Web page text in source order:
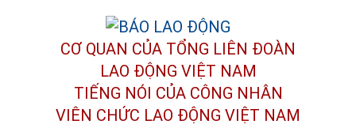
CƠ QUAN CỦA TỔNG LIÊN ĐOÀN
LAO ĐỘNG VIỆT NAM
TIẾNG NÓI CỦA CÔNG NHÂN
VIÊN CHỨC LAO ĐỘNG VIỆT NAM